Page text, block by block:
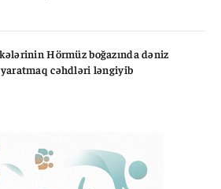
Hörmüz boğazında dəniz
yaratmaq cəhdləri ləngiyib